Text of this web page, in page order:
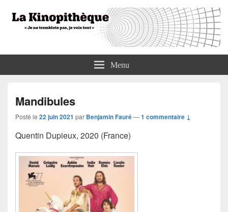
La KinopithèqueMenu
Mandibules
Posté le 22 juin 2021 par Benjamin Fauré—1 commentaire ↓
Quentin Dupieux, 2020 (France)